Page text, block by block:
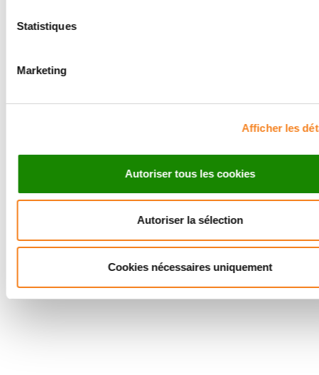
Statistiques
Marketing
Afficher les
Autoriser tous les cookies
Autoriser la sélection
Cookies nécessaires uniquement
Suivez l'Institut Curie
sociaux et en vous inscrivant à notre newsletter.